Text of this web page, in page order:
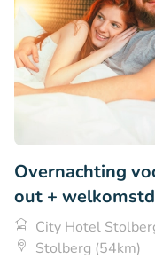
Overnachting
out +
City Hotel
Stolberg (54km)